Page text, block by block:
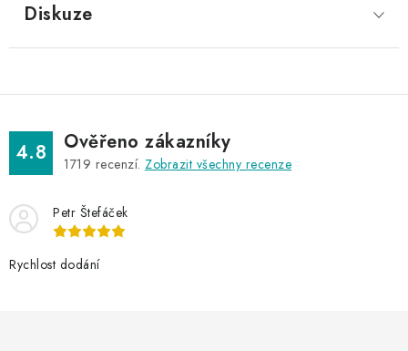
Diskuze
4.8 Ověřeno zákazníky
1719 recenzí. Zobrazit všechny recenze
Petr Štefáček
Rychlost dodání